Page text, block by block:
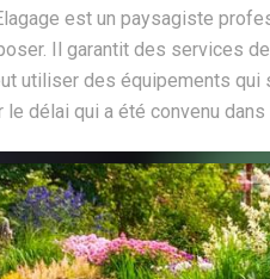
est un paysagiste
Il garantit des services
utiliser des équipements qui
délai qui a été convenu dans